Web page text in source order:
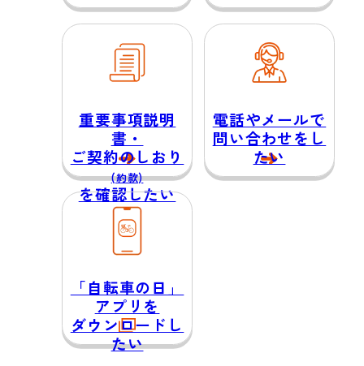
重要事項説明
書・
ご契約のしおり
(約款)
を確認したい
電話やメールで
問い合わせをし
たい
「自転車の日」
アプリを
ダウンロードし
たい